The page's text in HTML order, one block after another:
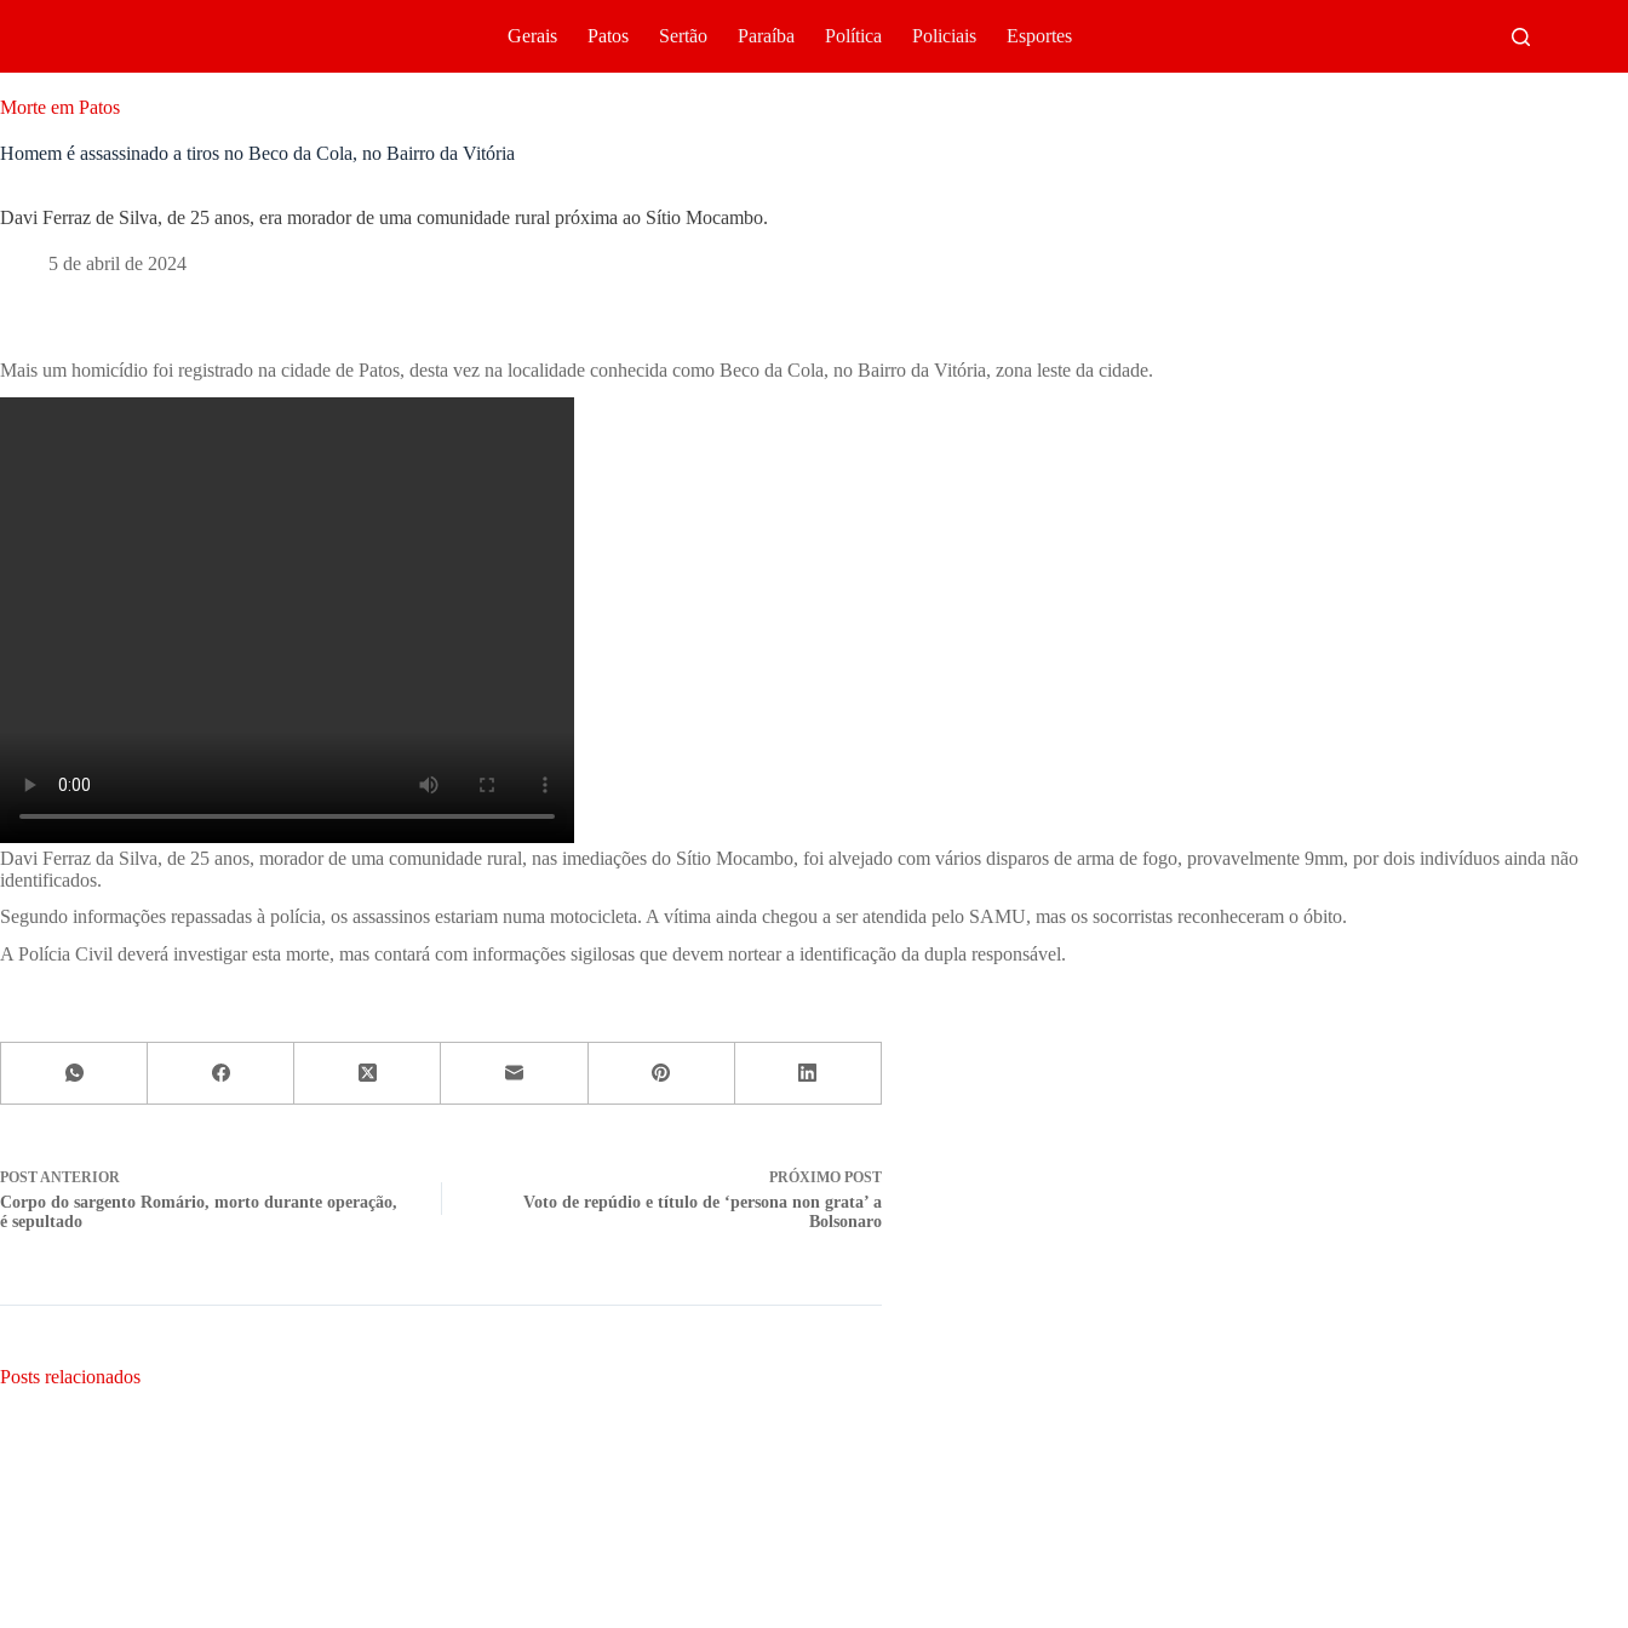
Gerais Patos Sertão Paraíba Política Policiais Esportes
Morte em Patos
Homem é assassinado a tiros no Beco da Cola, no Bairro da Vitória
Davi Ferraz de Silva, de 25 anos, era morador de uma comunidade rural próxima ao Sítio Mocambo.
5 de abril de 2024
Mais um homicídio foi registrado na cidade de Patos, desta vez na localidade conhecida como Beco da Cola, no Bairro da Vitória, zona leste da cidade.
Davi Ferraz da Silva, de 25 anos, morador de uma comunidade rural, nas imediações do Sítio Mocambo, foi alvejado com vários disparos de arma de fogo, provavelmente 9mm, por dois indivíduos ainda não
identificados.
Segundo informações repassadas à polícia, os assassinos estariam numa motocicleta. A vítima ainda chegou a ser atendida pelo SAMU, mas os socorristas reconheceram o óbito.
A Polícia Civil deverá investigar esta morte, mas contará com informações sigilosas que devem nortear a identificação da dupla responsável.
POSTANTERIOR
Corpo do sargento Romário, morto durante operação,
é sepultado
PRÓXIMO POST
Voto de repúdio e título de ‘persona non grata’ a
Bolsonaro
Posts relacionados